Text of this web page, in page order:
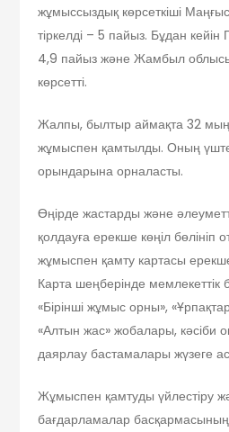
жұмыссыздық көрсеткіші
тіркелді – 5 пайыз. Бұдан
4,9 пайыз және Жамбыл
көрсетті.
Жалпы, былтыр аймақта 32
жұмыспен қамтылды. Оның
орындарына орналасты.
Өңірде жастарды және
қолдауға ерекше көңіл бөлініп
жұмыспен қамту картасы
Карта шеңберінде
«Бірінші жұмыс орны», «Ұрпақтар
«Алтын жас» жобалары, кәсіби
даярлау бастамалары жүзеге
Жұмыспен қамтуды үйлестіру
бағдарламалар